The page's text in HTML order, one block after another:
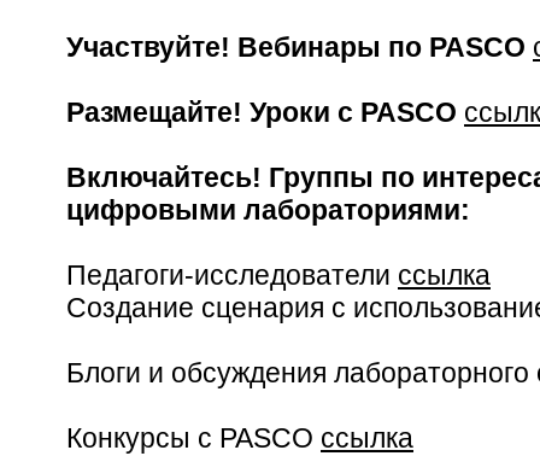
Участвуйте! Вебинары по PASCO
Размещайте! Уроки с PASCO
Включайтесь! Группы по
цифровыми лабораториями:
Педагоги-исследователи ссылка
Создание сценария с
Блоги и обсуждения
Конкурсы с PASCO ссылка